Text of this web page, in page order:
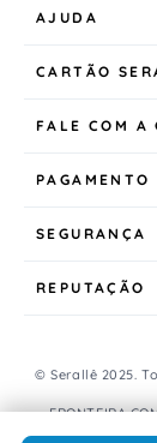
AJUDA
CARTÃO
FALE COM A
PAGAMENTO
SEGURANÇA
REPUTAÇÃO
© Serallê 2025.
FRONTEIRA
Avenida Brasil,